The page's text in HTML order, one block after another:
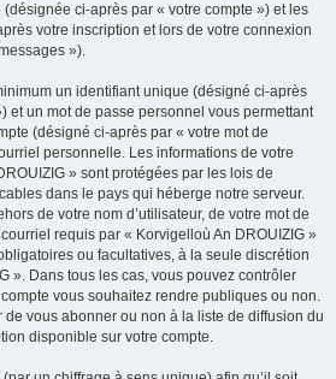
ci-après par « votre compte ») et les
votre inscription et lors de votre connexion
»).
un identifiant unique (désigné ci-après
et un mot de passe personnel vous permettant
(désigné ci-après par « votre mot de
personnelle. Les informations de votre
» sont protégées par les lois de
dans le pays qui héberge notre serveur.
de votre nom d’utilisateur, de votre mot de
requis par « Korvigelloù An DROUIZIG »
ou facultatives, à la seule discrétion
». Dans tous les cas, vous pouvez contrôler
vous souhaitez rendre publiques ou non.
de vous abonner ou non à la liste de diffusion du
disponible sur votre compte.